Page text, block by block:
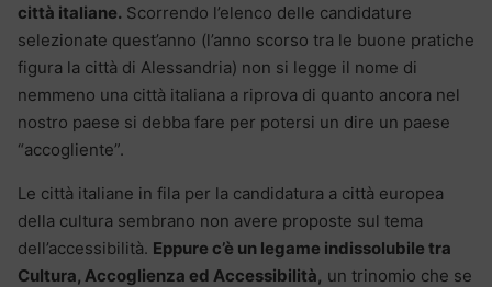
città italiane. Scorrendo l’elenco delle candidature
selezionate quest’anno (l’anno scorso tra le buone pratiche
figura la città di Alessandria) non si legge il nome di
nemmeno una città italiana a riprova di quanto ancora nel
nostro paese si debba fare per potersi un dire un paese
“accogliente”.
Le città italiane in fila per la candidatura a città europea
della cultura sembrano non avere proposte sul tema
dell’accessibilità. Eppure c’è un legame indissolubile tra
Cultura, Accoglienza ed Accessibilità, un trinomio che se